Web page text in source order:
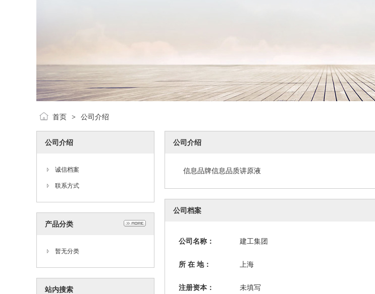
首页 > 公司介绍
公司介绍
诚信档案
联系方式
产品分类
暂无分类
站内搜索
公司介绍
信息品牌信息品质讲原液
公司档案
公司名称： 建工集团
所 在 地： 上海
注册资本： 未填写